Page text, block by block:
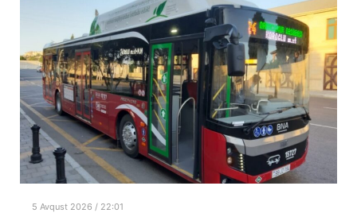
5 Avqust 2026 / 22:01